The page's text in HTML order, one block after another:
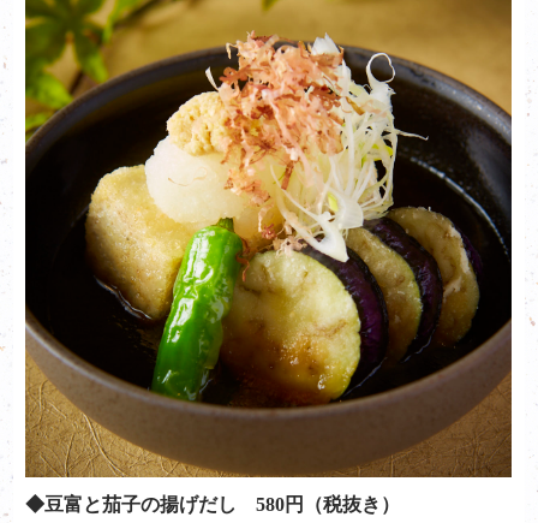
◆豆富と茄子の揚げだし 580円（税抜き）